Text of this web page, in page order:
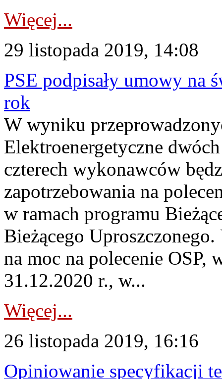
Więcej...
29 listopada 2019, 14:08
PSE podpisały umowy na
rok
W wyniku
Elektroenergetyczne
czterech wykonawców
zapotrzebowania na
w ramach programu
Bieżącego
na moc na polecenie OSP,
31.12.2020 r., w...
Więcej...
26 listopada 2019, 16:16
Opiniowanie specyfikacji